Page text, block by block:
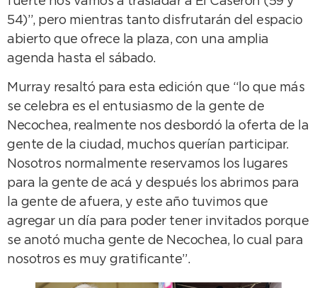
54)”, pero mientras tanto disfrutarán del espacio
abierto que ofrece la plaza, con una amplia
agenda hasta el sábado.
Murray resaltó para esta edición que “lo que más
se celebra es el entusiasmo de la gente de
Necochea, realmente nos desbordó la oferta de la
gente de la ciudad, muchos querían participar.
Nosotros normalmente reservamos los lugares
para la gente de acá y después los abrimos para
la gente de afuera, y este año tuvimos que
agregar un día para poder tener invitados porque
se anotó mucha gente de Necochea, lo cual para
nosotros es muy gratificante”.